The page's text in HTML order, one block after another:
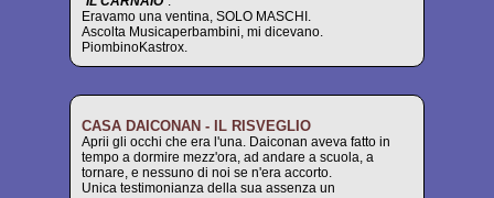
Eravamo una ventina, SOLO MASCHI.
Ascolta Musicaperbambini, mi dicevano.
PiombinoKastrox.
CASA DAICONAN - IL RISVEGLIO
Aprii gli occhi che era l'una. Daiconan aveva fatto in
tempo a dormire mezz'ora, ad andare a scuola, a
tornare, e nessuno di noi se n'era accorto.
Unica testimonianza della sua assenza un